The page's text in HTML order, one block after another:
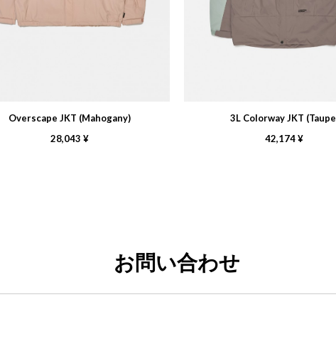
Overscape JKT (Mahogany)
28,043 ¥
3L Colorway JKT
42,174 ¥
お問い合わせ